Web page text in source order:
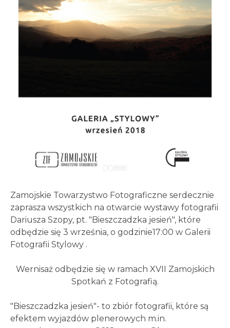
Zamojskie Towarzystwo Fotograficzne serdecznie
zaprasza wszystkich na otwarcie wystawy fotografii
Dariusza Szopy, pt. "Bieszczadzka jesień", które
odbędzie się 3 września, o godzinie17:00 w Galerii
Fotografii Stylowy .
Wernisaż odbędzie się w ramach XVII Zamojskich
Spotkań z Fotografią.
"Bieszczadzka jesień"- to zbiór fotografii, które są
efektem wyjazdów plenerowych m.in.